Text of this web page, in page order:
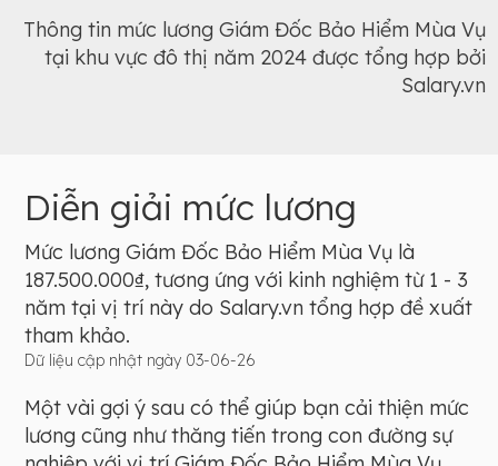
Thông tin mức lương Giám Đốc Bảo Hiểm Mùa Vụ
tại khu vực đô thị năm 2024 được tổng hợp bởi
Salary.vn
Diễn giải mức lương
Mức lương Giám Đốc Bảo Hiểm Mùa Vụ là
187.500.000₫, tương ứng với kinh nghiệm từ 1 - 3
năm tại vị trí này do Salary.vn tổng hợp đề xuất
tham khảo.
Dữ liệu cập nhật ngày 03-06-26
Một vài gợi ý sau có thể giúp bạn cải thiện mức
lương cũng như thăng tiến trong con đường sự